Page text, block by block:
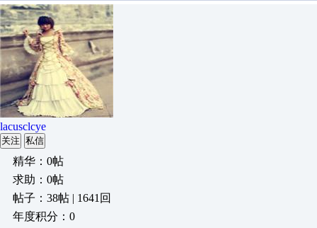
lacusclcye
关注 私信
精华：0帖
求助：0帖
帖子：38帖 | 1641回
年度积分：0